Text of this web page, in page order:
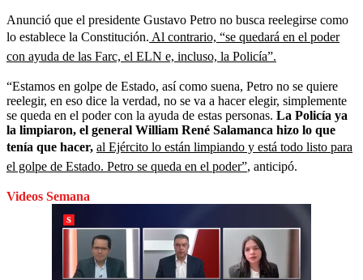
Anunció que el presidente Gustavo Petro no busca reelegirse como
lo establece la Constitución. Al contrario, “se quedará en el poder
con ayuda de las Farc, el ELN e, incluso, la Policía”.
“Estamos en golpe de Estado, así como suena, Petro no se quiere
reelegir, en eso dice la verdad, no se va a hacer elegir, simplemente
se queda en el poder con la ayuda de estas personas. La Policía ya
la limpiaron, el general William René Salamanca hizo lo que
tenía que hacer, al Ejército lo están limpiando y está todo listo para
el golpe de Estado. Petro se queda en el poder”, anticipó.
Videos Semana